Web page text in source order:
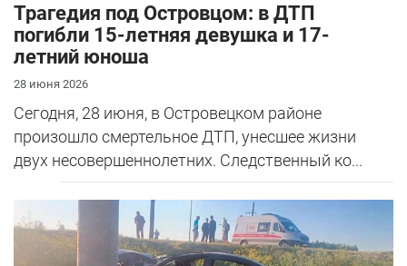
Трагедия под Островцом: в ДТП
погибли 15-летняя девушка и 17-
летний юноша
28 июня 2026
Сегодня, 28 июня, в Островецком районе
произошло смертельное ДТП, унесшее жизни
двух несовершеннолетних. Следственный ко...